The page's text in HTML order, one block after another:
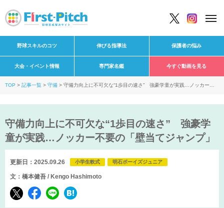
野球スキルのコツ 伸びる指導法 保護者の悩み
大会・イベント情報 専門家名鑑 今すぐ動画を見る
TOP 記事一覧 守備
守備力向上に不可欠な“1歩目の速さ” 強豪学童が実践…ノッカー不
守備力向上に不可欠な“1歩目の速さ” 強豪学
童が実践…ノッカー不要の「壁当てジャンプ」
更新日：2025.09.26 小学生軟式 明石ボーイズジュニア
文：橋本健吾 / Kengo Hashimoto